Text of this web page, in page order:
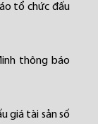
tổ chức đấu
thông báo
giá tài sản số